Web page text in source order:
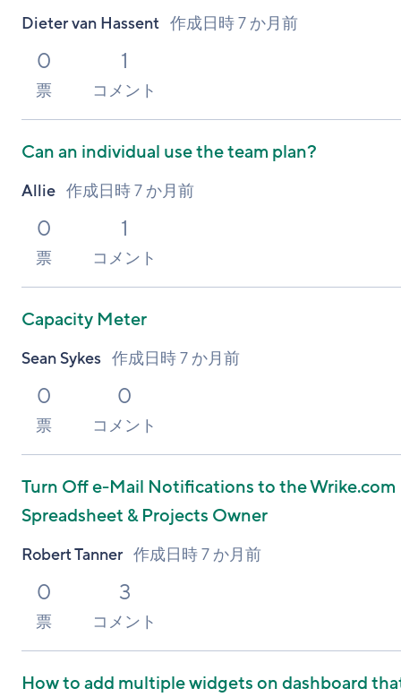
Dieter van Hassent 作成日時7 か月前
0
票
1
コメント
Can an individual use the team plan?
Allie 作成日時7 か月前
0
票
1
コメント
Capacity Meter
Sean Sykes 作成日時7 か月前
0
票
0
コメント
Turn Off e-Mail Notifications to the Wrike.com
Spreadsheet & Projects Owner
Robert Tanner 作成日時7 か月前
0
票
3
コメント
How to add multiple widgets on dashboard